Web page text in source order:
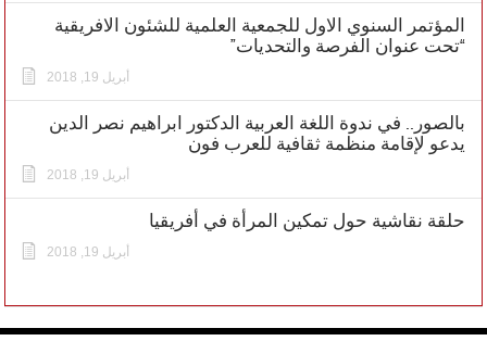
المؤتمر السنوي الاول للجمعية العلمية للشئون الافريقية
“تحت عنوان الفرصة والتحديات”
أبريل 19, 2018
بالصور.. في ندوة اللغة العربية الدكتور ابراهيم نصر الدين
يدعو لإقامة منظمة ثقافية للعرب فون
أبريل 19, 2018
حلقة نقاشية حول تمكين المرأة في أفريقيا
أبريل 19, 2018